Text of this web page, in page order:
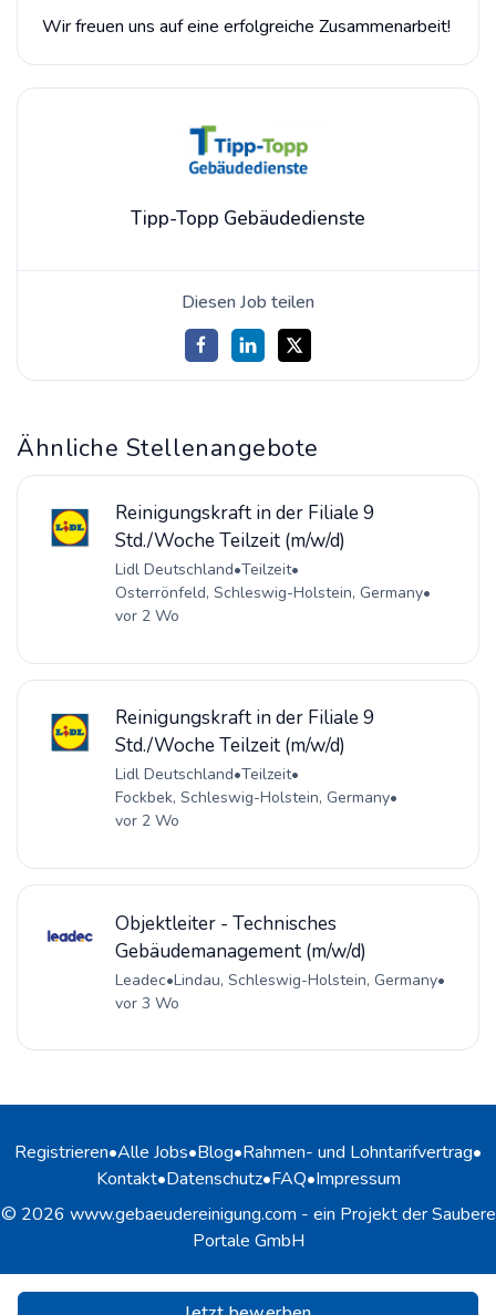
Wir freuen uns auf eine erfolgreiche Zusammenarbeit!
Tipp-Topp Gebäudedienste
Diesen Job teilen
Ähnliche Stellenangebote
Reinigungskraft in der Filiale 9
Std./Woche Teilzeit (m/w/d)
Lidl Deutschland•Teilzeit•
Osterrönfeld, Schleswig-Holstein, Germany•
vor 2 Wo
Reinigungskraft in der Filiale 9
Std./Woche Teilzeit (m/w/d)
Lidl Deutschland•Teilzeit•
Fockbek, Schleswig-Holstein, Germany•
vor 2 Wo
Objektleiter - Technisches
Gebäudemanagement (m/w/d)
Leadec•Lindau, Schleswig-Holstein, Germany•
vor 3 Wo
Registrieren•Alle Jobs•Blog•Rahmen- und Lohntarifvertrag•
Kontakt•Datenschutz•FAQ•Impressum
© 2026 www.gebaeudereinigung.com - ein Projekt der Saubere
Portale GmbH